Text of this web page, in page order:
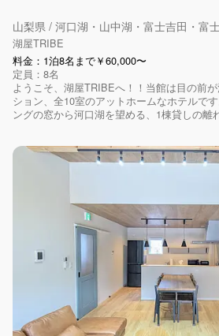
山梨県 / 河口湖・山中湖・富士吉田・富
湖屋TRIBE
料金：1泊8名まで￥60,000〜
定員：8名
ようこそ、湖屋TRIBEへ！！当館は目の前
ション、全10室のアットホームなホテルで
ングの窓から河口湖を望める、1棟貸しの離